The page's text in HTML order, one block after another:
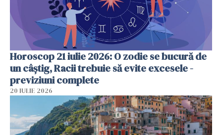
Horoscop 21 iulie 2026: O zodie se bucură de
un câștig, Racii trebuie să evite excesele -
previziuni complete
20 IULIE 2026